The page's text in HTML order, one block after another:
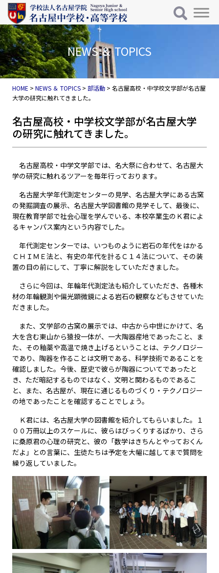
コンテンツへスキップ
メインナビゲーション
NEWS ＆ TOPICS
HOME >NEWS ＆ TOPICS >部活動 >名古屋高校・中学校文学部が名古屋
大学の研究に触れてきました。
名古屋高校・中学校文学部が名古屋大学
の研究に触れてきました。
名古屋高校・中学文学部では、名大祭に合わせて、名古屋大
学の研究に触れるツアーを毎年行っております。
名古屋大学年代測定センターの見学、名古屋大学にある古窯
の発掘調査の展示、名古屋大学図書館の見学そして、最後に、
現在教育学部で社会心理を学んでいる、本校卒業生のＫ君によ
るキャンパス案内という内容でした。
年代測定センターでは、いつものように岩石の年代をはかる
ＣＨＩＭＥ法と、有史の年代を計るＣ１４法について、その装
置の目の前にして、丁寧に解説をしていただきました。
さらに今回は、年輪年代測定法も紹介していただき、各種木
材の年輪観測や偏光顕微鏡による岩石の観察などもさせていた
だきました。
また、文学部の古窯の展示では、中古から中世にかけて、名
大を含む東山から猿投一体が、一大陶器産地であったこと、ま
た、その釉薬や高温で焼き上げるということは、テクノロジー
であり、陶器を作ることは文明である、科学技術であることを
確認しました。今後、歴史で彼らが陶器についてであったと
き、ただ暗記するものではなく、文明と関わるものであるこ
と、また、名古屋が、現在に通じるものづくり・テクノロジー
の地であったことを確認することでしょう。
Ｋ君には、名古屋大学の図書館を紹介してもらいました。１
００万冊以上のスケールに、彼らはびっくりするばかり、さら
に桑原君の心理の研究と、彼の「数学はきちんとやっておくん
だよ」との言葉に、生徒たちは予定を大幅に越してまで質問を
繰り返していました。